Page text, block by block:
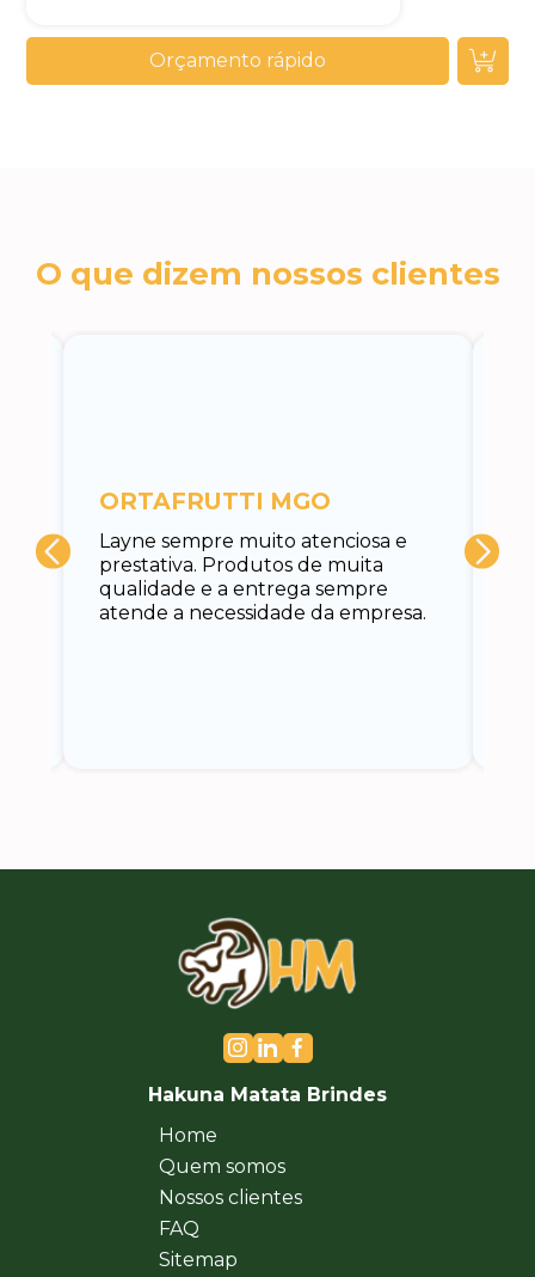
Orçamento rápido
O que dizem nossos clientes
Layne sempre muito atenciosa e
prestativa. Produtos de muita
qualidade e a entrega sempre
atende a necessidade da empresa.
ORTAFRUTTI MGO
Hakuna Matata Brindes
Home
Quem somos
Nossos clientes
FAQ
Sitemap